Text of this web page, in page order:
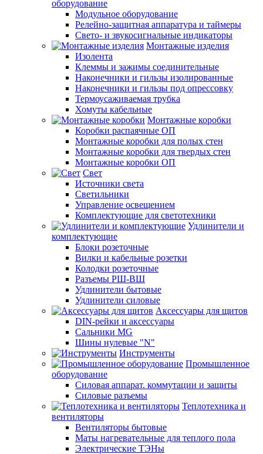
оборудование
Модульное оборудование
Релейно-защитная аппаратура и таймеры
Свето- и звукосигнальные индикаторы
Монтажные изделия
Изолента
Клеммы и зажимы соединительные
Наконечники и гильзы изолированные
Наконечники и гильзы под опрессовку
Термоусаживаемая трубка
Хомуты кабельные
Монтажные коробки
Коробки распаячные ОП
Монтажные коробки для полых стен
Монтажные коробки для твердых стен
Монтажные коробки ОП
Свет
Источники света
Светильники
Управление освещением
Комплектующие для светотехники
Удлинители и
комплектующие
Блоки розеточные
Вилки и кабельные розетки
Колодки розеточные
Разъемы РШ-ВШ
Удлинители бытовые
Удлинители силовые
Аксессуары для щитов
DIN-рейки и аксессуары
Сальники MG
Шины нулевые "N"
Инструменты
Промышленное
оборудование
Силовая аппарат. коммутации и защиты
Силовые разъемы
Теплотехника и
вентиляторы
Вентиляторы бытовые
Маты нагревательные для теплого пола
Электрические ТЭНы